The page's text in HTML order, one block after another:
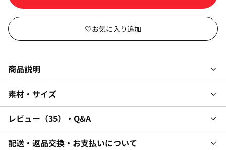
商品説明
素材・サイズ
レビュー 35 ・Q&A
配送・返品交換・お支払いについて